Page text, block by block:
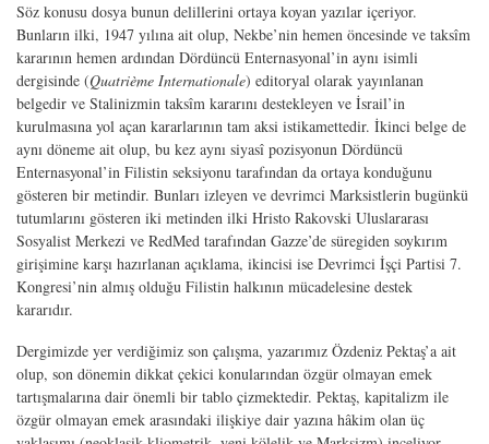
Söz konusu dosya bunun delillerini ortaya koyan yazılar içeriyor.
Bunların ilki, 1947 yılına ait olup, Nekbe’nin hemen öncesinde ve taksîm
kararının hemen ardından Dördüncü Enternasyonal’in aynı isimli
dergisinde (Quatrième Internationale) editoryal olarak yayınlanan
belgedir ve Stalinizmin taksîm kararını destekleyen ve İsrail’in
kurulmasına yol açan kararlarının tam aksi istikamettedir. İkinci belge de
aynı döneme ait olup, bu kez aynı siyasî pozisyonun Dördüncü
Enternasyonal’in Filistin seksiyonu tarafından da ortaya konduğunu
gösteren bir metindir. Bunları izleyen ve devrimci Marksistlerin bugünkü
tutumlarını gösteren iki metinden ilki Hristo Rakovski Uluslararası
Sosyalist Merkezi ve RedMed tarafından Gazze’de süregiden soykırım
girişimine karşı hazırlanan açıklama, ikincisi ise Devrimci İşçi Partisi 7.
Kongresi’nin almış olduğu Filistin halkının mücadelesine destek
kararıdır.
Dergimizde yer verdiğimiz son çalışma, yazarımız Özdeniz Pektaş’a ait
olup, son dönemin dikkat çekici konularından özgür olmayan emek
tartışmalarına dair önemli bir tablo çizmektedir. Pektaş, kapitalizm ile
özgür olmayan emek arasındaki ilişkiye dair yazına hâkim olan üç